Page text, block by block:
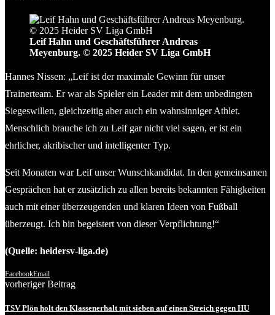
Leif Hahn und Geschäftsführer Andreas
Meyenburg. © 2025 Heider SV Liga GmbH
Hannes Nissen: „Leif ist der maximale Gewinn für unser
Trainerteam. Er war als Spieler ein Leader mit dem unbedingten
Siegeswillen, gleichzeitig aber auch ein wahnsinniger Athlet.
Menschlich brauche ich zu Leif gar nicht viel sagen, er ist ein
ehrlicher, akribischer und intelligenter Typ.
Seit Monaten war Leif unser Wunschkandidat. In den gemeinsamen
Gesprächen hat er zusätzlich zu allen bereits bekannten Fähigkeiten
auch mit einer überzeugenden und klaren Ideen von Fußball
überzeugt. Ich bin begeistert von dieser Verpflichtung!“
(Quelle: heidersv-liga.de)
FacebookEmail
vorheriger Beitrag
TSV Plön holt den Klassenerhalt mit sieben auf einen Streich gegen HU